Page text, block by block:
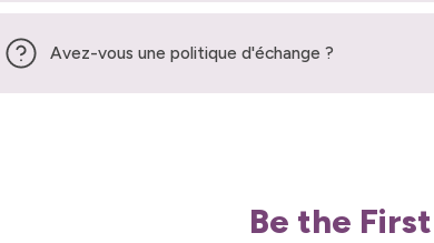
Avez-vous une politique d'échange ?
Be the